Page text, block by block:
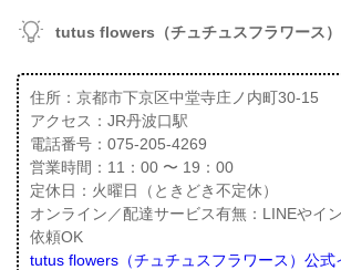
tutus flowers（チュチュスフラワース
住所：京都市下京区中堂寺庄ノ内町30-15
アクセス：JR丹波口駅
電話番号：075-205-4269
営業時間：11：00 〜 19：00
定休日：火曜日（ときどき不定休）
オンライン／配達サービス有無：LINEやイ
依頼OK
tutus flowers（チュチュスフラワース）公式